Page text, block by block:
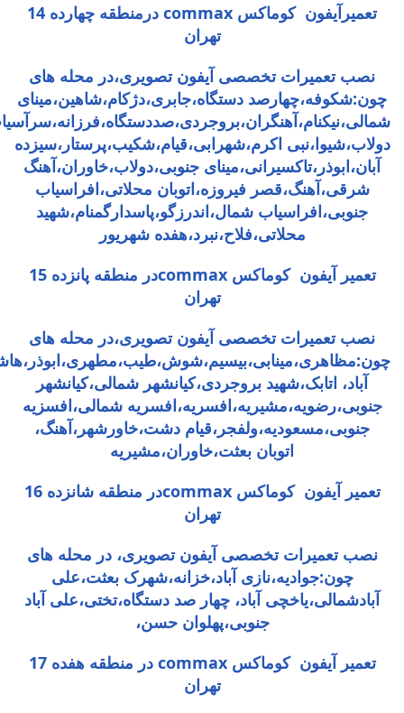
تعمیرآیفون کوماکس commax درمنطقه چهارده 14
تهران
نصب تعمیرات تخصصی آیفون تصویری،در محله های
چون:شکوفه،چهارصد دستگاه،جابری،دژکام،شاهین،مینای
دولاب،شیوا،نبی اکرم،شهرابی،قیام،شکیب،پرستار،سیزده
آبان،ابوذر،تاکسیرانی،مینای جنوبی،دولاب،خاوران،آهنگ
شرقی،آهنگ،قصر فیروزه،اتوبان محلاتی،افراسیاب
جنوبی،افراسیاب شمال،اندرزگو،پاسدارگمنام،شهید
محلاتی،فلاح،نبرد،هفده شهریور
تعمیر آیفون کوماکس commaxدر منطقه پانزده 15
تهران
نصب تعمیرات تخصصی آیفون تصویری،در محله های
آباد، اتابک،شهید بروجردی،کیانشهر شمالی،کیانشهر
جنوبی،رضویه،مشیریه،افسریه،افسریه شمالی،افسزیه
جنوبی،مسعودیه،ولفجر،قیام دشت،خاورشهر،آهنگ،
اتوبان بعثت،خاوران،مشیریه
تعمیر آیفون کوماکس commaxدر منطقه شانزده 16
تهران
نصب تعمیرات تخصصی آیفون تصویری، در محله های
چون:جوادیه،نازی آباد،خزانه،شهرک بعثت،علی
آبادشمالی،یاخچی آباد، چهار صد دستگاه،تختی،علی آباد
جنوبی،پهلوان حسن،
تعمیر آیفون کوماکس commax در منطقه هفده 17
تهران